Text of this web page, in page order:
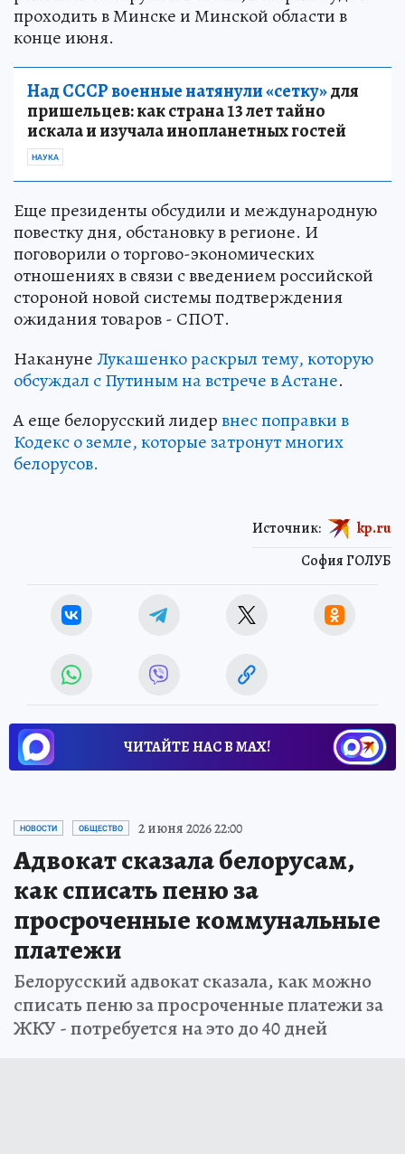
проходить в Минске и Минской области в
конце июня.
Над СССР военные натянули «сетку»для
пришельцев: как страна 13 лет тайно
искала и изучала инопланетных гостей
НАУКА
Еще президенты обсудили и международную
повестку дня, обстановку в регионе. И
поговорили о торгово-экономических
отношениях в связи с введением российской
стороной новой системы подтверждения
ожидания товаров - СПОТ.
НаканунеЛукашенко раскрыл тему, которую
обсуждал с Путиным на встрече в Астане.
А еще белорусский лидервнес поправки в
Кодекс о земле, которые затронут многих
белорусов.
София ГОЛУБ
Источник: kp.ru
ЧИТАЙТЕ НАС В МАХ!
НОВОСТИ ОБЩЕСТВО 2 июня 2026 22:00
Адвокат сказала белорусам,
как списать пеню за
просроченные коммунальные
платежи
Белорусский адвокат сказала, как можно
списать пеню за просроченные платежи за
ЖКУ - потребуется на это до 40 дней